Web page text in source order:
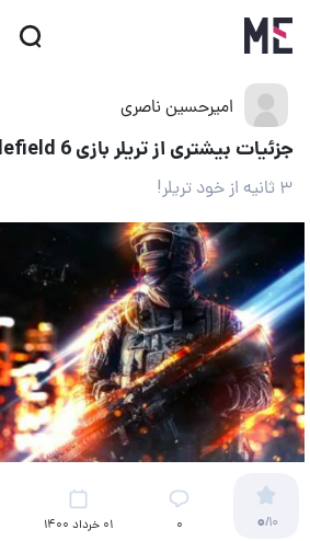
امیرحسین ناصری
جزئیات بیشتری از تریلر بازی Battlefield 6 لو رفت
۳ ثانیه از خود تریلر!
0/10 ۰ 01 خرداد 1400